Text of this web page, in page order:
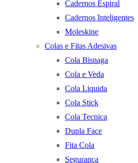
Cadernos Espiral
Cadernos Inteligentes
Moleskine
Colas e Fitas Adesivas
Cola Bisnaga
Cola e Veda
Cola Liquida
Cola Stick
Cola Tecnica
Dupla Face
Fita Cola
Segurança